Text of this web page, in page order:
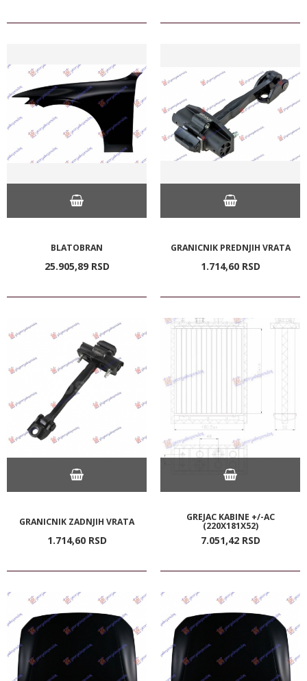
BLATOBRAN
25.905,89 RSD
GRANICNIK PREDNJIH VRATA
1.714,60 RSD
GRANICNIK ZADNJIH VRATA
1.714,60 RSD
GREJAC KABINE +/-AC
(220X181X52)
7.051,42 RSD